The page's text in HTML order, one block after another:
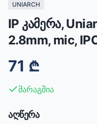
UNIARCH
IP კამერა,
2.8mm, mic,
71 ₾
მარაგშია
აღწერა